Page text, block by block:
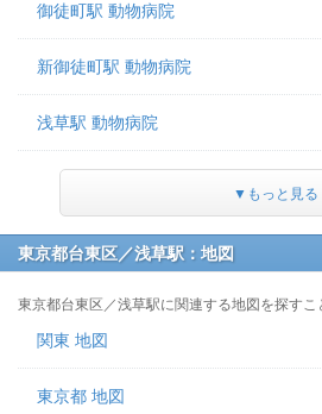
御徒町駅 動物病院
新御徒町駅 動物病院
浅草駅 動物病院
▼もっと見る
東京都台東区／浅草駅：地図
東京都台東区／浅草駅に関連する地図を探すこ
関東 地図
東京都 地図